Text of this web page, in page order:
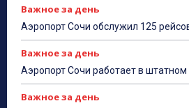
Важное за день
Аэропорт Сочи обслужил 125
Важное за день
Аэропорт Сочи работает в
Важное за день